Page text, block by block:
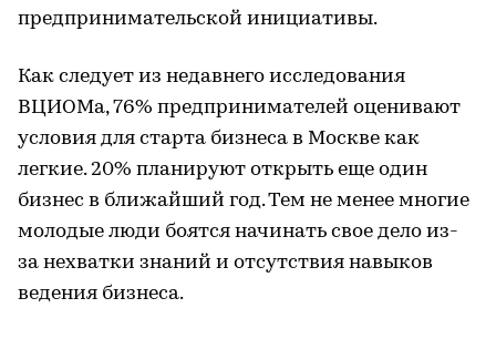
предпринимательской инициативы.
Как следует из недавнего исследования
ВЦИОМа, 76% предпринимателей оценивают
условия для старта бизнеса в Москве как
легкие. 20% планируют открыть еще один
бизнес в ближайший год. Тем не менее многие
молодые люди боятся начинать свое дело из-
за нехватки знаний и отсутствия навыков
ведения бизнеса.